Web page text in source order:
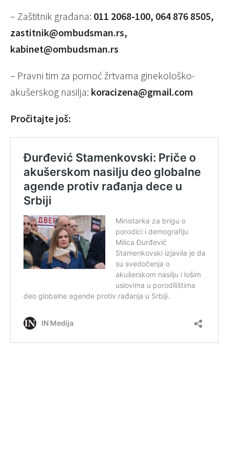
– Zaštitnik građana: 011 2068-100, 064 876 8505,
zastitnik@ombudsman.rs,
kabinet@ombudsman.rs
– Pravni tim za pomoć žrtvama ginekološko-
akušerskog nasilja: koracizena@gmail.com
Pročitajte još: